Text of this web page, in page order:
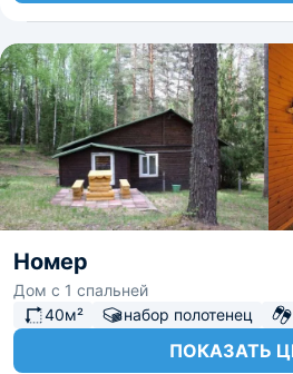
Номер
Дом с 1 спальней
40м²
набор полотенец
ПОКАЗАТЬ